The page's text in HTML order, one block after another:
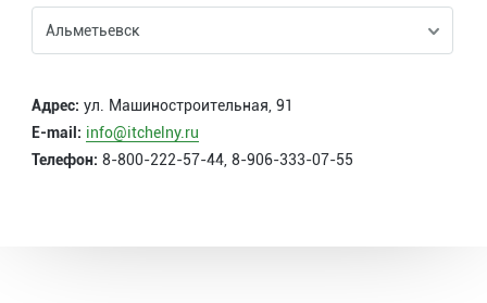
Альметьевск
Адрес: ул. Машиностроительная, 91
E-mail: info@itchelny.ru
Телефон: 8-800-222-57-44 8-906-333-07-55